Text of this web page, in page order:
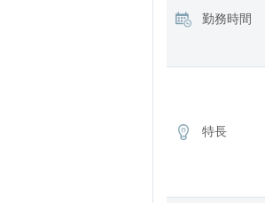
勤務時間
特長